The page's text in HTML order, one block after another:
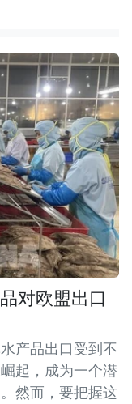
对欧盟出口
产品出口受到不
起，成为一个潜
然而，要把握这